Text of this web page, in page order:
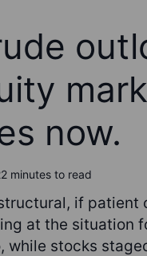
now.
minutes to read
if
at the situation
while stocks